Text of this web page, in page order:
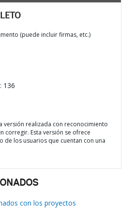
(puede incluir firmas, etc.)
136
versión realizada con reconocimiento
corregir. Esta versión se ofrece
de los usuarios que cuentan con una
con los proyectos